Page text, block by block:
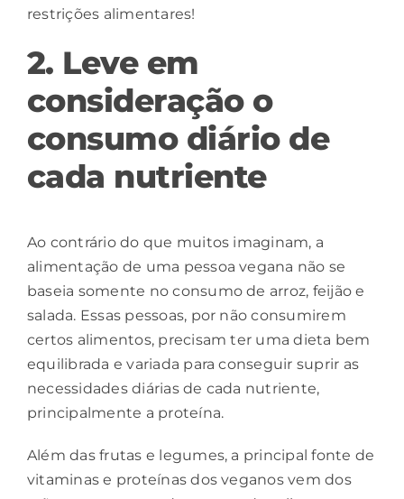
restrições alimentares!
2. Leve em
consideração o
consumo diário de
cada nutriente
Ao contrário do que muitos imaginam, a
alimentação de uma pessoa vegana não se
baseia somente no consumo de arroz, feijão e
salada. Essas pessoas, por não consumirem
certos alimentos, precisam ter uma dieta bem
equilibrada e variada para conseguir suprir as
necessidades diárias de cada nutriente,
principalmente a proteína.
Além das frutas e legumes, a principal fonte de
vitaminas e proteínas dos veganos vem dos